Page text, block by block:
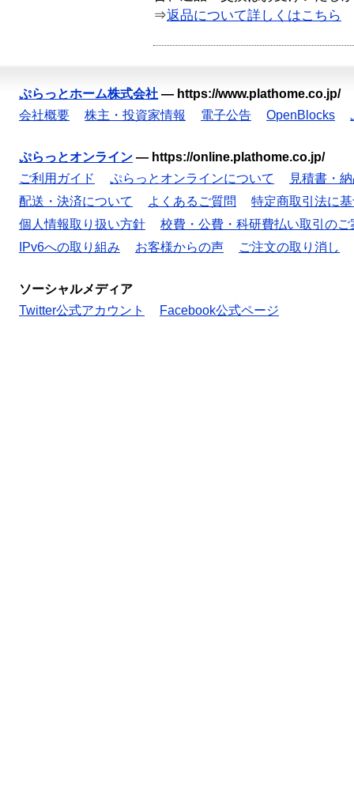
⇒返品について詳しくはこちら
ぷらっとホーム株式会社 — https://www.plathome.co.jp/
会社概要
株主・投資家情報 電子公告 OpenBlocks
ぷらっとオンライン — https://online.plathome.co.jp/
ご利用ガイド
ぷらっとオンラインについて
見積書・
配送・決済について
よくあるご質問
特定商取引法に
個人情報取り扱い方針
校費・公費・科研費払い取引のご
IPv6への取り組み
お客様からの声 ご注文の取り消し
ソーシャルメディア
Twitter公式アカウント
Facebook公式ページ